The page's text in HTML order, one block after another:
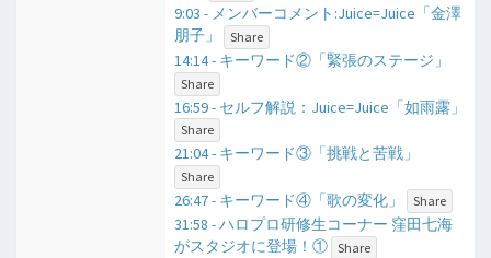
9:03 - メンバーコメント:Juice=Juice「金澤
朋子」
Share
14:14 - キーワード②「緊張のステージ」
Share
16:59 - セルフ解説：Juice=Juice「如雨露」
Share
21:04 - キーワード③「挑戦と苦戦」
Share
26:47 - キーワード④「歌の変化」 Share
31:58 - ハロプロ研修生コーナー 窪田七海
がスタジオに登場！① Share